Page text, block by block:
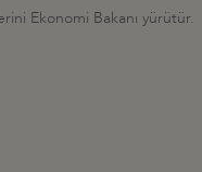
Ekonomi Bakanı yürütür.